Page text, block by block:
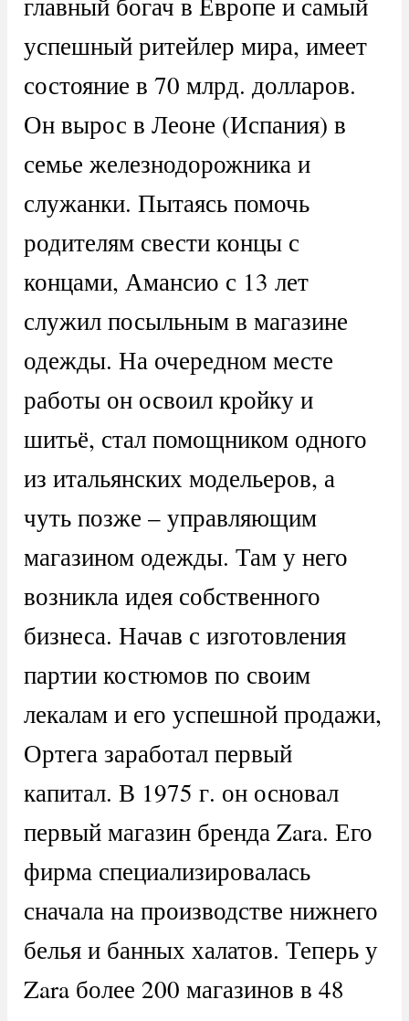
успешный ритейлер мира, имеет
состояние в 70 млрд. долларов.
Он вырос в Леоне (Испания) в
семье железнодорожника и
служанки. Пытаясь помочь
родителям свести концы с
концами, Амансио с 13 лет
служил посыльным в магазине
одежды. На очередном месте
работы он освоил кройку и
шитьё, стал помощником одного
из итальянских модельеров, а
чуть позже – управляющим
магазином одежды. Там у него
возникла идея собственного
бизнеса. Начав с изготовления
партии костюмов по своим
лекалам и его успешной продажи,
Ортега заработал первый
капитал. В 1975 г. он основал
первый магазин бренда Zara. Его
фирма специализировалась
сначала на производстве нижнего
белья и банных халатов. Теперь у
Zara более 200 магазинов в 48